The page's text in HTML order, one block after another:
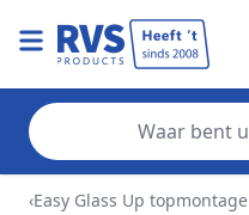
Ga naar de inhoud
‹Easy Glass Up topmontage